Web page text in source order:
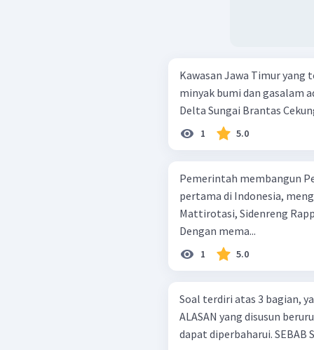
Kawasan Jawa Timur
minyak bumi dan gasalam adalah .... Selat Madura
Delta
1 5.0
Pemerintah membangun
pertama di Indonesia,
Mattirotasi, Sidenreng
Dengan mema...
1 5.0
Soal terdiri atas 3 bagian,
ALASAN yang disusun berurutan. Air adalah sumber daya